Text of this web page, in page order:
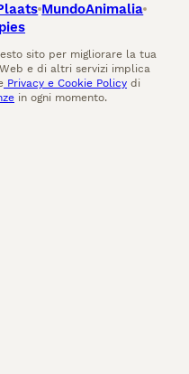
MundoAnimalia
sito per migliorare la tua
e di altri servizi implica
Privacy e Cookie Policy di
in ogni momento.